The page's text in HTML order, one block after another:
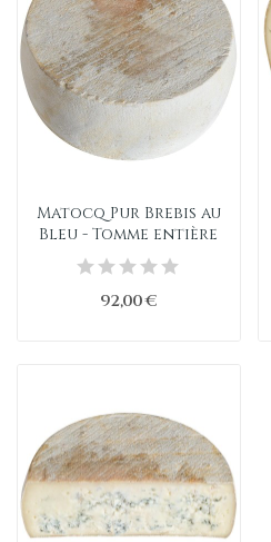
Matocq Pur Brebis au
Bleu - Tomme entière
92,00 €